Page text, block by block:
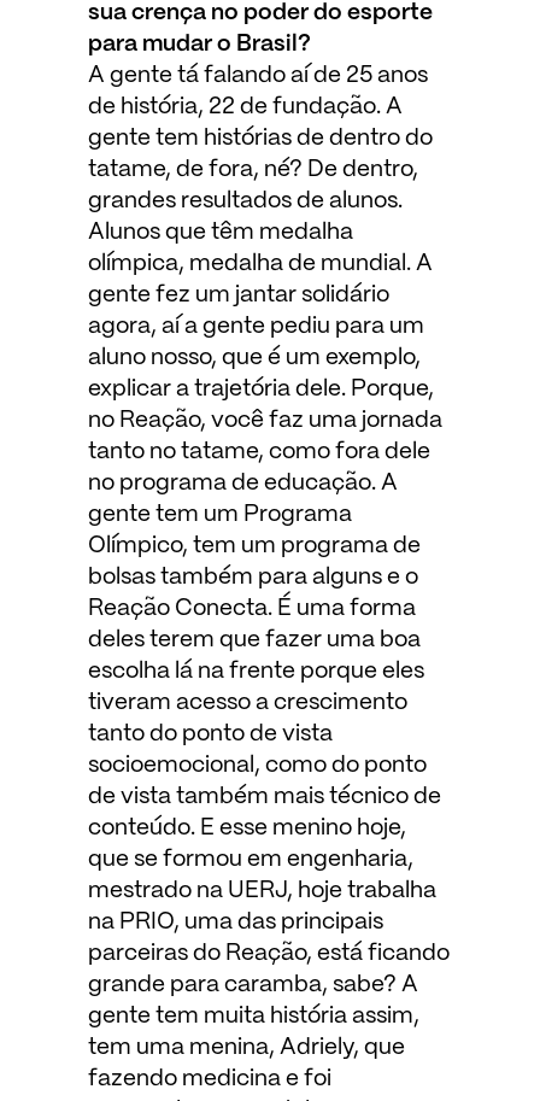
sua crença no poder do esporte
para mudar o Brasil?
A gente tá falando aí de 25 anos
de história, 22 de fundação. A
gente tem histórias de dentro do
tatame, de fora, né? De dentro,
grandes resultados de alunos.
Alunos que têm medalha
olímpica, medalha de mundial. A
gente fez um jantar solidário
agora, aí a gente pediu para um
aluno nosso, que é um exemplo,
explicar a trajetória dele. Porque,
no Reação, você faz uma jornada
tanto no tatame, como fora dele
no programa de educação. A
gente tem um Programa
Olímpico, tem um programa de
bolsas também para alguns e o
Reação Conecta. É uma forma
deles terem que fazer uma boa
escolha lá na frente porque eles
tiveram acesso a crescimento
tanto do ponto de vista
socioemocional, como do ponto
de vista também mais técnico de
conteúdo. E esse menino hoje,
que se formou em engenharia,
mestrado na UERJ, hoje trabalha
na PRIO, uma das principais
parceiras do Reação, está ficando
grande para caramba, sabe? A
gente tem muita história assim,
tem uma menina, Adriely, que
fazendo medicina e foi